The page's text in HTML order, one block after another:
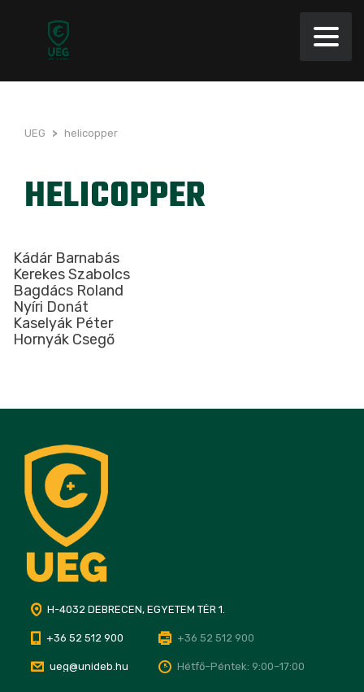
UEG > helicopper
HELICOPPER
Kádár Barnabás
Kerekes Szabolcs
Bagdács Roland
Nyíri Donát
Kaselyák Péter
Hornyák Csegő
H-4032 DEBRECEN, EGYETEM TÉR 1.
+36 52 512 900 +36 52 512 900
ueg@unideb.hu Hétfő–Péntek: 9:00–17:00